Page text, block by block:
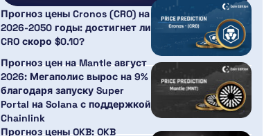
Прогноз цены Cronos (CRO) на
2026-2050 годы: достигнет ли
CRO скоро $0.10?
Прогноз цен на Mantle август
2026: Мегаполис вырос на 9%
благодаря запуску Super
Portal на Solana с поддержкой
Chainlink
Прогноз цены OKB: OKB